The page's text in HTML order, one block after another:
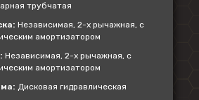
трубчатая
Независимая, 2-х рычажная, с
амортизатором
Независимая, 2-х рычажная, с
амортизатором
Дисковая гидравлическая